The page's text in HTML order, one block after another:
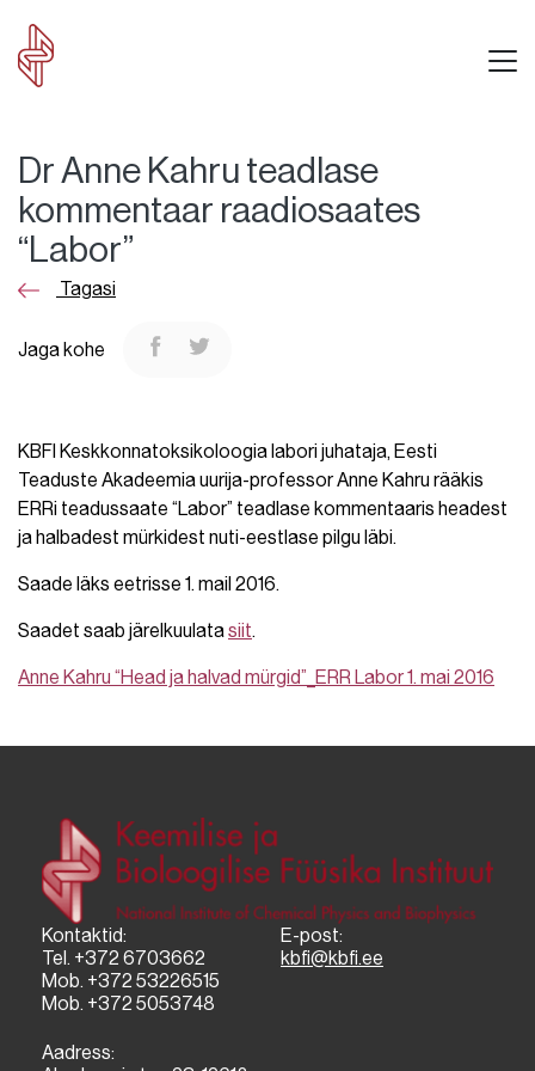
Dr Anne Kahru teadlase
kommentaar raadiosaates
“Labor”
Tagasi
Jaga kohe
KBFI Keskkonnatoksikoloogia labori juhataja, Eesti
Teaduste Akadeemia uurija-professor Anne Kahru rääkis
ERRi teadussaate “Labor” teadlase kommentaaris headest
ja halbadest mürkidest nuti-eestlase pilgu läbi.
Saade läks eetrisse 1. mail 2016.
Saadet saab järelkuulatasiit.
Anne Kahru “Head ja halvad mürgid”_ERR Labor 1. mai 2016
Kontaktid:
Tel. +372 6703662
Mob. +372 53226515
Mob. +372 5053748
E-post:
kbfi@kbfi.ee
Aadress: